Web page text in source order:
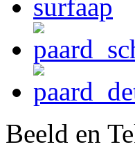
Beeld en